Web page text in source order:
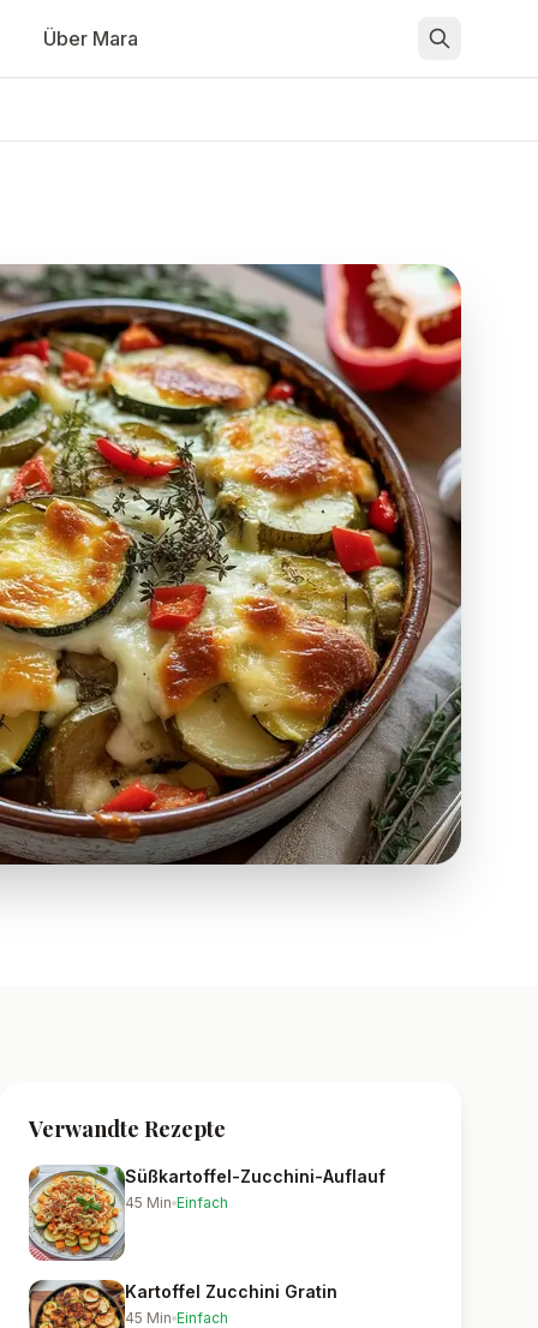
Über Mara
Verwandte Rezepte
Süßkartoffel-Zucchini-Auflauf
45 Min Einfach
Kartoffel Zucchini Gratin
45 Min Einfach